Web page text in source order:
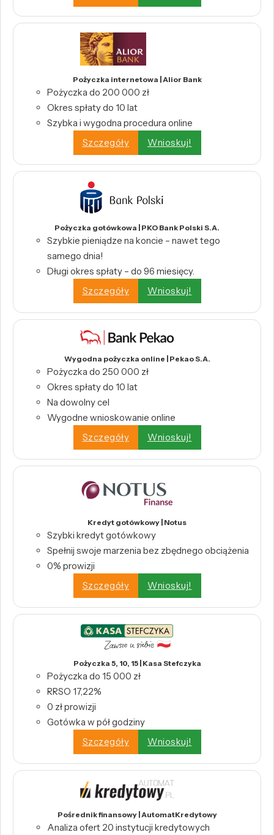
Pożyczka internetowa | Alior Bank
Pożyczka do 200 000 zł
Okres spłaty do 10 lat
Szybka i wygodna procedura online
Szczegóły
Wnioskuj!
Pożyczka gotówkowa | PKO Bank Polski S.A.
Szybkie pieniądze na koncie – nawet tego
samego dnia!
Długi okres spłaty – do 96 miesięcy.
Szczegóły
Wnioskuj!
Wygodna pożyczka online | Pekao S.A.
Pożyczka do 250 000 zł
Okres spłaty do 10 lat
Na dowolny cel
Wygodne wnioskowanie online
Szczegóły
Wnioskuj!
Kredyt gotówkowy | Notus
Szybki kredyt gotówkowy
Spełnij swoje marzenia bez zbędnego obciążenia
0% prowizji
Szczegóły
Wnioskuj!
Pożyczka 5, 10, 15 | Kasa Stefczyka
Pożyczka do 15 000 zł
RRSO 17,22%
0 zł prowizji
Gotówka w pół godziny
Szczegóły
Wnioskuj!
Pośrednik finansowy | AutomatKredytowy
Analiza ofert 20 instytucji kredytowych